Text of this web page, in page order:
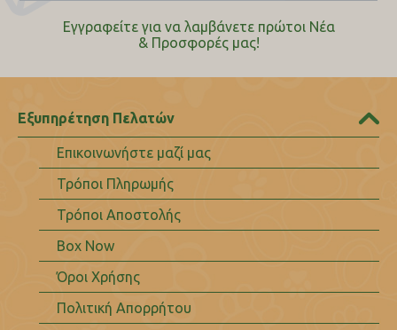
Εγγραφείτε για να λαμβάνετε πρώτοι Nέα
& Προσφορές μας!
Εξυπηρέτηση Πελατών
Επικοινωνήστε μαζί μας
Τρόποι Πληρωμής
Τρόποι Αποστολής
Box Now
Όροι Χρήσης
Πολιτική Απορρήτου